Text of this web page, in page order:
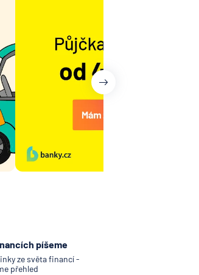
píšeme
ze světa financí -
přehled